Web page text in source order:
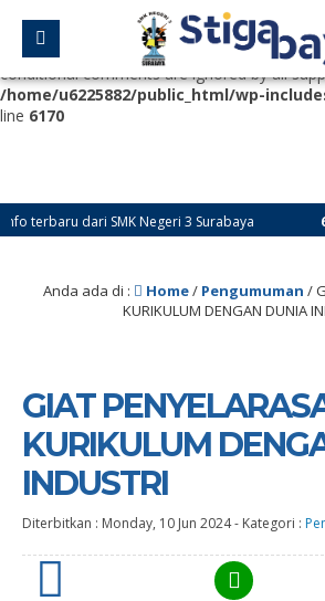
Deprecated
: Function WP_Dependencies-
with an argument that is
deprecated
since
conditional comments are ignored by all
/home/u6225882/public_html/wp-
line 6170
SMK Negeri 3 Surabaya 6 tahun
Anda ada di : Home/ Pengumuman /
KURIKULUM DENGAN DUNIA
GIAT
KURIKULUM
INDUSTRI
Diterbitkan : Monday, 10 Jun 2024- Kategori :